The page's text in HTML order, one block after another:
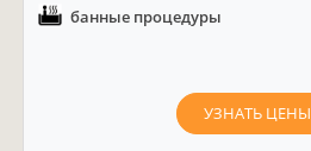
банные процедуры
УЗНАТЬ ЦЕНЫ